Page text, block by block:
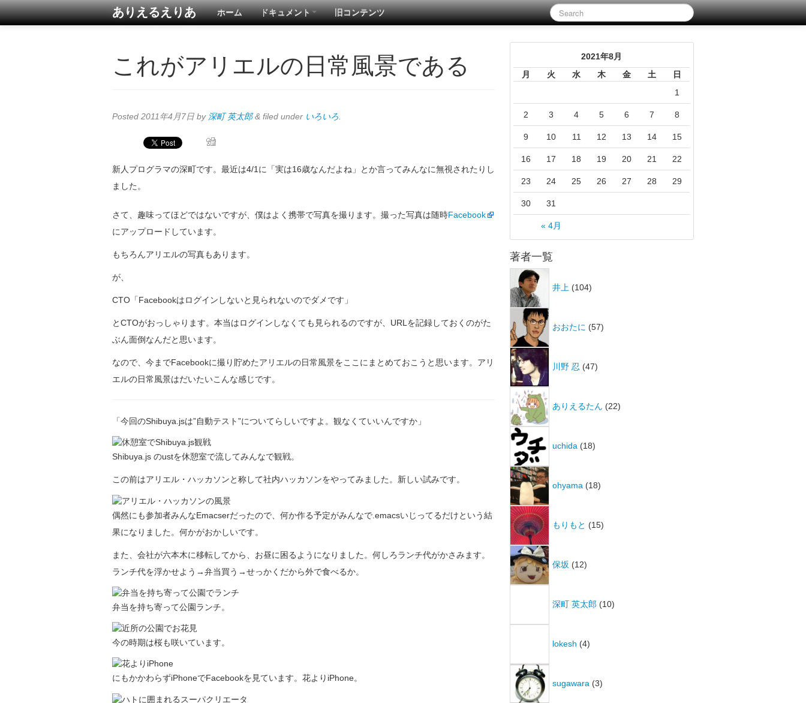
ありえるえりあ ホーム ドキュメント 旧コンテンツ
これがアリエルの日常風景である
Posted 2011年4月7日 by 深町 英太郎 & filed under いろいろ
新人プログラマの深町です。最近は4/1に「実は16歳なんだよね」とか言ってみんなに無視されたりし
ました。
さて、趣味ってほどではないですが、僕はよく携帯で写真を撮ります。撮った写真は随時Facebook
にアップロードしています。
もちろんアリエルの写真もあります。
が、
CTO「Facebookはログインしないと見られないのでダメです」
とCTOがおっしゃります。本当はログインしなくても見られるのですが、URLを記録しておくのがた
ぶん面倒なんだと思います。
なので、今までFacebookに撮り貯めたアリエルの日常風景をここにまとめておこうと思います。アリ
エルの日常風景はだいたいこんな感じです。
「今回のShibuya.jsは”自動テスト”についてらしいですよ。観なくていいんですか」
Shibuya.js のustを休憩室で流してみんなで観戦。
この前はアリエル・ハッカソンと称して社内ハッカソンをやってみました。新しい試みです。
偶然にも参加者みんなEmacserだったので、何か作る予定がみんなで.emacsいじってるだけという結
果になりました。何かがおかしいです。
また、会社が六本木に移転してから、お昼に困るようになりました。何しろランチ代がかさみます。
ランチ代を浮かせよう→弁当買う→せっかくだから外で食べるか。
弁当を持ち寄って公園ランチ。
今の時期は桜も咲いています。
にもかかわらずiPhoneでFacebookを見ています。花よりiPhone。
2021年8月
月
火 水 木 金 土 日
« 4月
1
2 3 4 5 6 7 8
9 10 11 12 13 14 15
16 17 18 19 20 21 22
23 24 25 26 27 28 29
30 31
著者一覧
井上 (104)
おおたに (57)
川野 忍 (47)
ありえるたん (22)
uchida (18)
ohyama (18)
もりもと (15)
保坂 (12)
深町 英太郎 (10)
lokesh (4)
sugawara (3)